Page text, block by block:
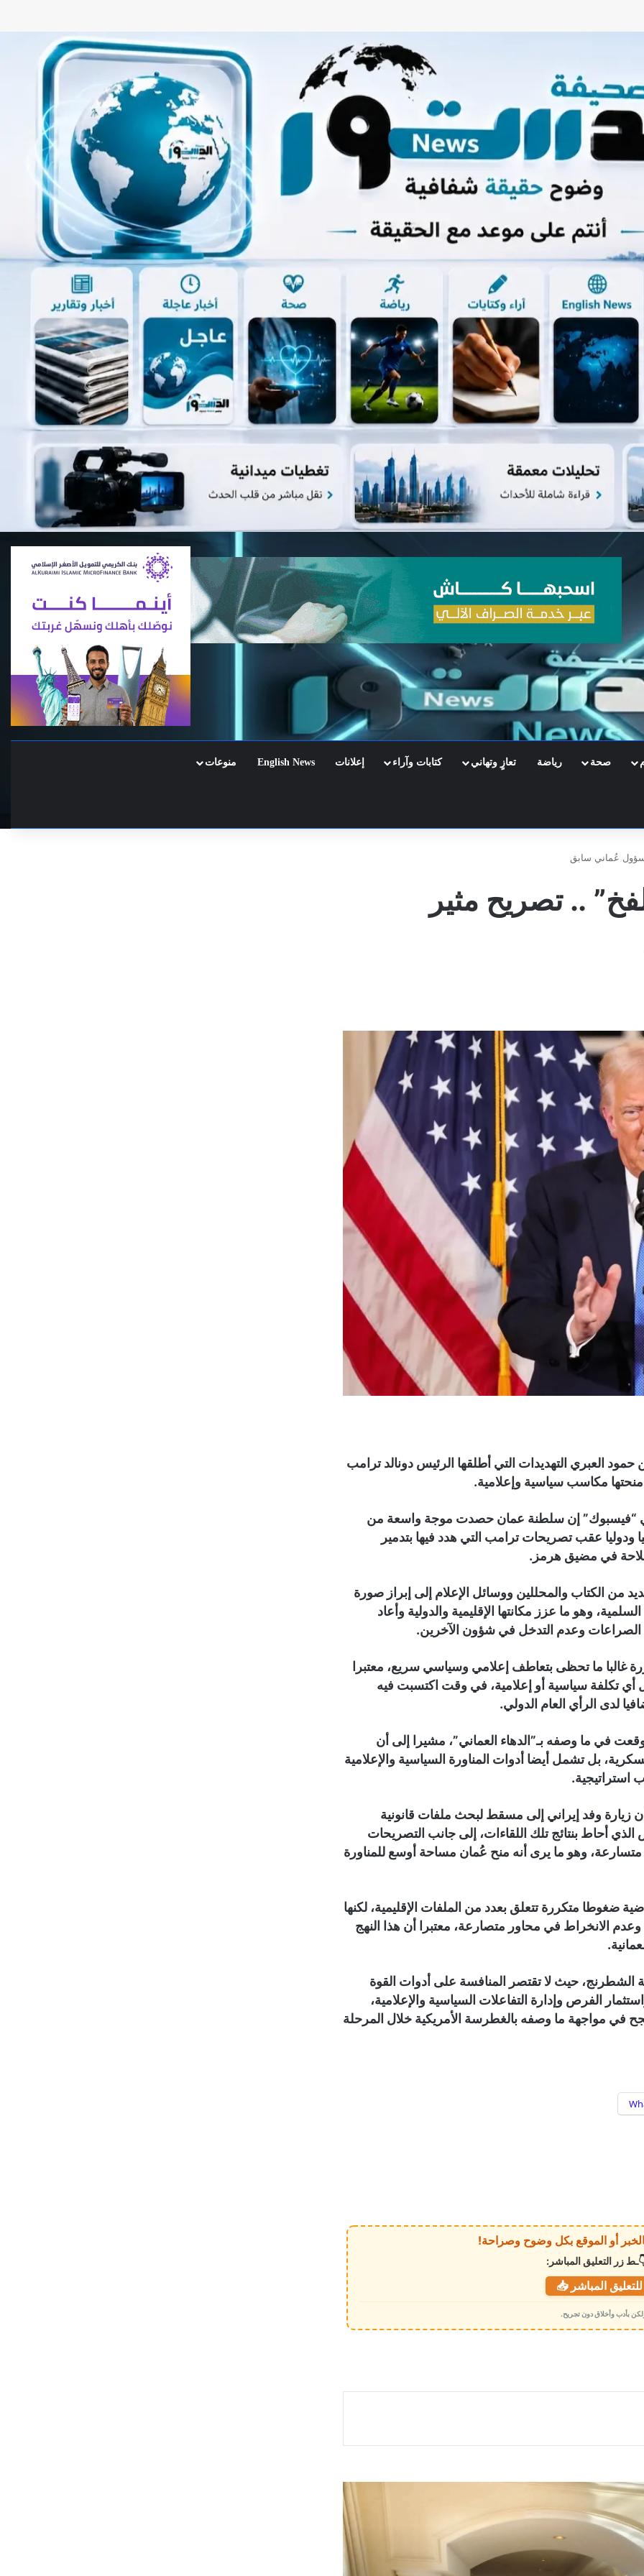
صحة رياضة تعازٍ وتهاني كتابات وآراء إعلانات English News منوعات
عُماني سابق
.. تصريح مثير
العبري التهديدات التي أطلقها الرئيس دونالد ترامب
مكاسب سياسية وإعلامية.
“فيسبوك” إن سلطنة عمان حصدت موجة واسعة من
عقب تصريحات ترامب التي هدد فيها بتدمير
في مضيق هرمز.
من الكتاب والمحللين ووسائل الإعلام إلى إبراز صورة
وهو ما عزز مكانتها الإقليمية والدولية وأعاد
الصراعات وعدم التدخل في شؤون الآخرين.
غالبا ما تحظى بتعاطف إعلامي وسياسي سريع، معتبرا
تكلفة سياسية أو إعلامية، في وقت اكتسبت فيه
لدى الرأي العام الدولي.
في ما وصفه بـ”الدهاء العماني”، مشيرا إلى أن
بل تشمل أيضا أدوات المناورة السياسية والإعلامية
استراتيجية.
زيارة وفد إيراني إلى مسقط لبحث ملفات قانونية
أحاط بنتائج تلك اللقاءات، إلى جانب التصريحات
متسارعة، وهو ما يرى أنه منح عُمان مساحة أوسع للمناورة
ضغوطا متكررة تتعلق بعدد من الملفات الإقليمية، لكنها
الانخراط في محاور متصارعة، معتبرا أن هذا النهج
الشطرنج، حيث لا تقتصر المنافسة على أدوات القوة
الفرص وإدارة التفاعلات السياسية والإعلامية،
في مواجهة ما وصفه بالغطرسة الأمريكية خلال المرحلة
زر التعليق المباشر:
المباشر 📥
بأدب وأخلاق دون تجريح.
تحرير صنعاء
القاهرة تكشف حصيلة ضخمة لاسترداد
أراضي الدولة والأموال المتأخرة